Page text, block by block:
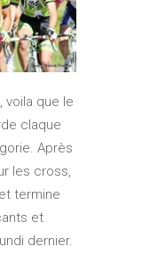
voila que le
claque
Après
les cross,
termine
et
dernier.